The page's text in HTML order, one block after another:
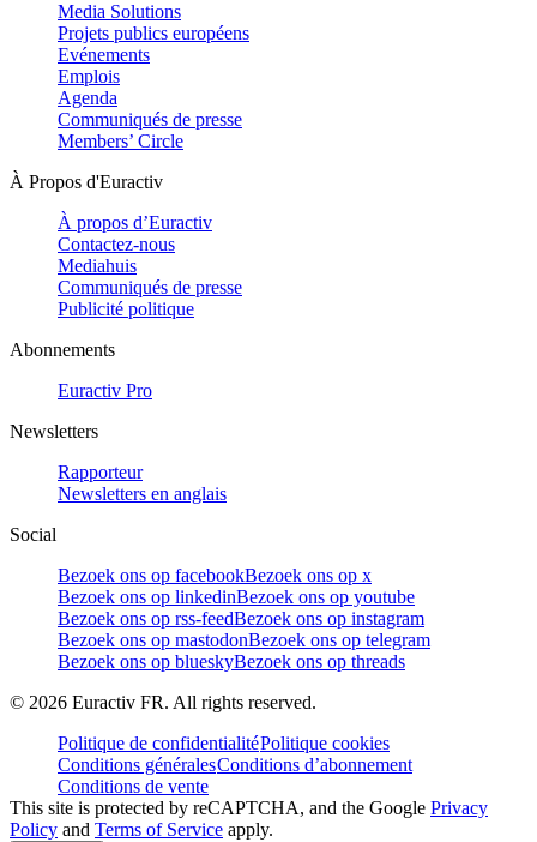
Media Solutions
Projets publics européens
Evénements
Emplois
Agenda
Communiqués de presse
Members’ Circle
À Propos d'Euractiv
À propos d’Euractiv
Contactez-nous
Mediahuis
Communiqués de presse
Publicité politique
Abonnements
Euractiv Pro
Newsletters
Rapporteur
Newsletters en anglais
Social
Bezoek ons op facebookBezoek ons op x
Bezoek ons op linkedinBezoek ons op youtube
Bezoek ons op rss-feedBezoek ons op instagram
Bezoek ons op mastodonBezoek ons op telegram
Bezoek ons op blueskyBezoek ons op threads
© 2026 Euractiv FR. All rights reserved.
Politique de confidentialitéPolitique cookies
Conditions généralesConditions d’abonnement
Conditions de vente
This site is protected by reCAPTCHA, and the Google Privacy
Policy and Terms of Service apply.